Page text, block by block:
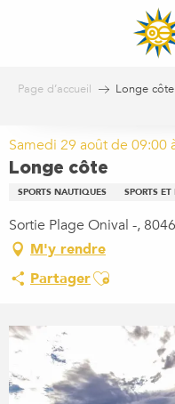
Page d’accueil Longe côte
Samedi 29 août de 09:00
Longe côte
SPORTS NAUTIQUES SPORTS
Sortie Plage Onival -,
M'y rendre
PartagerAjouter aux